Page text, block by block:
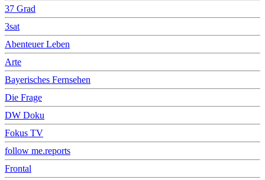
37 Grad
3sat
Abenteuer Leben
Arte
Bayerisches Fernsehen
Die Frage
DW Doku
Fokus TV
follow me.reports
Frontal